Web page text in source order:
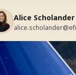
Alice Scholander